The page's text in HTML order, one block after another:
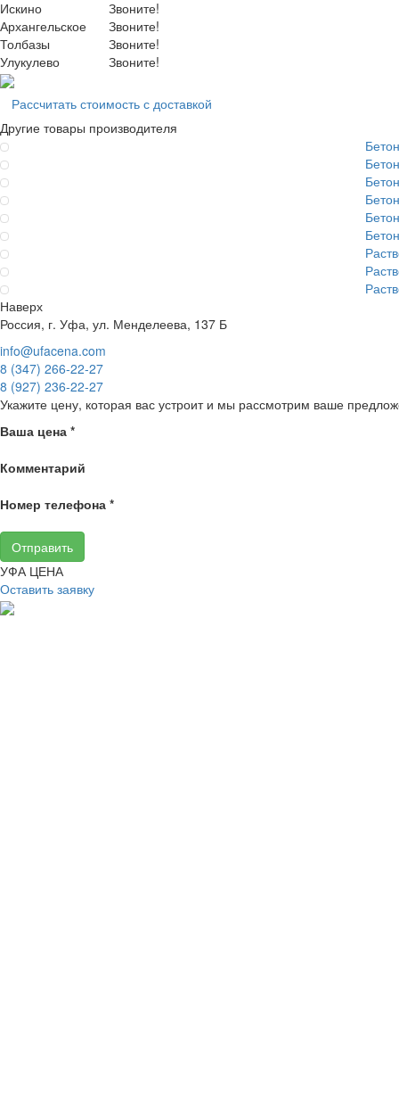
Искино
Звоните!
Архангельское
Звоните!
Толбазы
Звоните!
Улукулево
Звоните!
Рассчитать стоимость с доставкой
Другие товары производителя
Наверх
Россия, г. Уфа, ул. Менделеева, 137 Б
info@ufacena.com
8 (347) 266‑22‑27
8 (927) 236‑22‑27
Укажите цену, которая вас устроит и мы рассмотрим ваше
Ваша цена *
Комментарий
Номер телефона *
Отправить
УФА ЦЕНА
Оставить заявку